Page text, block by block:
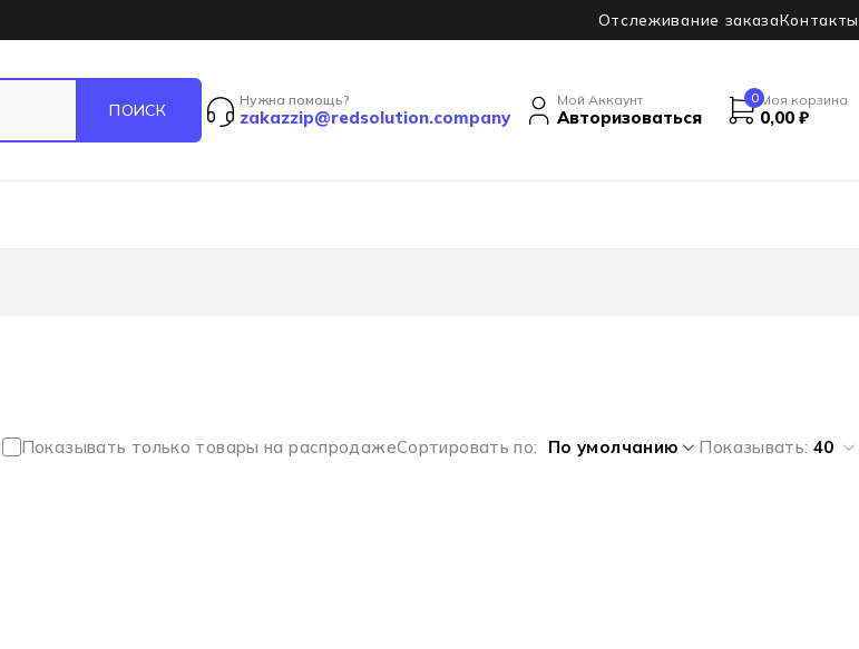
Отслеживание заказаКонтакты
Нужна помощь?
zakazzip@redsolution.company
Мой Аккаунт
Авторизоваться
0 Моя корзина
0,00 ₽
Показывать только товары на распродажеСортировать по По умолчанию Показывать: 40